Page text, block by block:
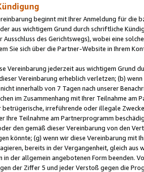
beginnt mit Ihrer Anmeldung für die
aus wichtigem Grund durch schriftliche
Ausschluss des Gerichtswegs), wobei eine
Sie sich über die Partner-Website in Ihrem
Vereinbarung jederzeit aus wichtigem Grund
Vereinbarung erheblich verletzen; (b)
innerhalb von 7 Tagen nach unserer
im Zusammenhang mit Ihrer Teilnahme am
irreführende oder illegale
Ihre Teilnahme am Partnerprogramm
den gemäß dieser Vereinbarung von den
könnte; (g) wenn wir diese Vereinbarung mit
bereits in der Vergangenheit, gleich
der allgemein angebotenen Form beenden.
der Ziffer 5 und jeder Verstoß gegen die